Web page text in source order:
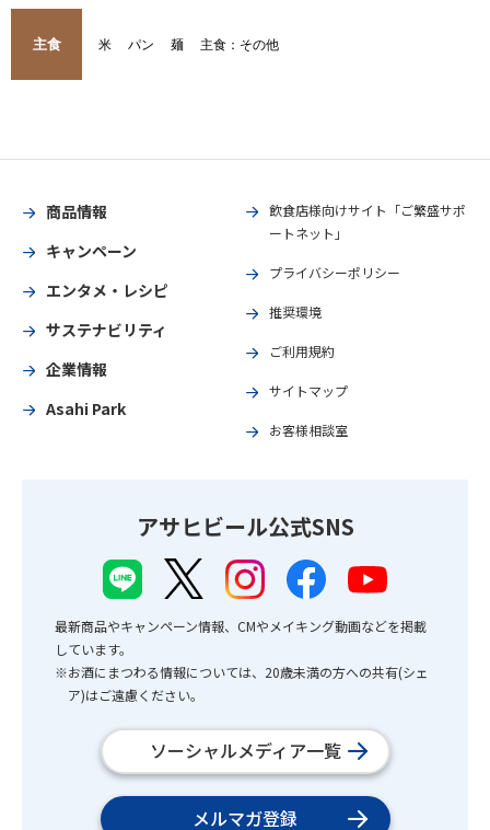
主食 米 パン 麺 主食：その他
商品情報
キャンペーン
エンタメ・レシピ
サステナビリティ
企業情報
Asahi Park
飲食店様向けサイト「ご繁盛サポ
ートネット」
プライバシーポリシー
推奨環境
ご利用規約
サイトマップ
お客様相談室
アサヒビール公式SNS
最新商品やキャンペーン情報、CMやメイキング動画などを掲載
しています。
※お酒にまつわる情報については、20歳未満の方への共有(シェ
ア)はご遠慮ください。
ソーシャルメディア一覧
メルマガ登録